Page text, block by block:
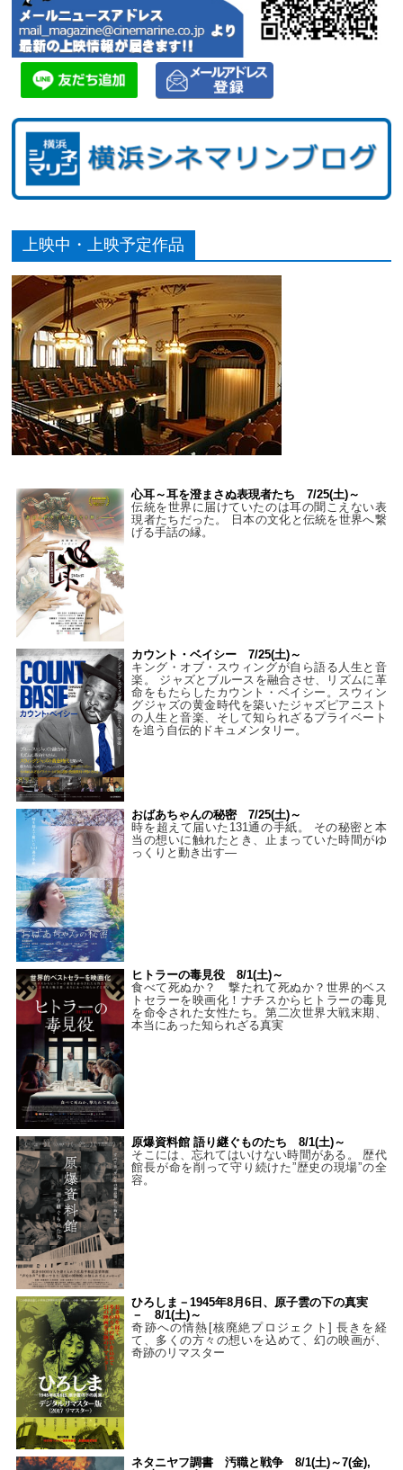
上映中・上映予定作品
心耳～耳を澄まさぬ表現者たち 7/25(土)～
伝統を世界に届けていたのは耳の聞こえない表
現者たちだった。 日本の文化と伝統を世界へ繋
げる手話の縁。
カウント・ベイシー 7/25(土)～
キング・オブ・スウィングが自ら語る人生と音
楽。 ジャズとブルースを融合させ、リズムに革
命をもたらしたカウント・ベイシー。スウィン
グジャズの黄金時代を築いたジャズピアニスト
の人生と音楽、そして知られざるプライベート
を追う自伝的ドキュメンタリー。
おばあちゃんの秘密 7/25(土)～
時を超えて届いた131通の手紙。 その秘密と本
当の想いに触れたとき、止まっていた時間がゆ
っくりと動き出す―
ヒトラーの毒見役 8/1(土)～
食べて死ぬか？ 撃たれて死ぬか？世界的ベス
トセラーを映画化！ナチスからヒトラーの毒見
を命令された女性たち。第二次世界大戦末期、
本当にあった知られざる真実
原爆資料館 語り継ぐものたち 8/1(土)～
そこには、忘れてはいけない時間がある。 歴代
館長が命を削って守り続けた”歴史の現場”の全
容。
ひろしま－1945年8月6日、原子雲の下の真実
－ 8/1(土)～
奇跡への情熱[核廃絶プロジェクト] 長きを経
て、多くの方々の想いを込めて、幻の映画が、
奇跡のリマスター
ネタニヤフ調書 汚職と戦争 8/1(土)～7(金),